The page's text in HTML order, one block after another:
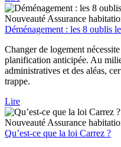
Nouveauté Assurance
Déménagement : les 8 oublis
Changer de logement
planification anticipée. Au
administratives et des aléas,
trappe.
Lire
Nouveauté Assurance
Qu’est-ce que la loi Carrez ?